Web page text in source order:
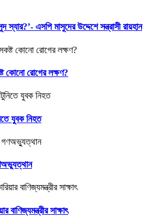
এসপি মাসুদের উদ্দেশে সন্ত্রাসী রায়হান
কোনো রোগের লক্ষণ?
যুবক নিহত
বাণিজ্যমন্ত্রীর সাক্ষাৎ